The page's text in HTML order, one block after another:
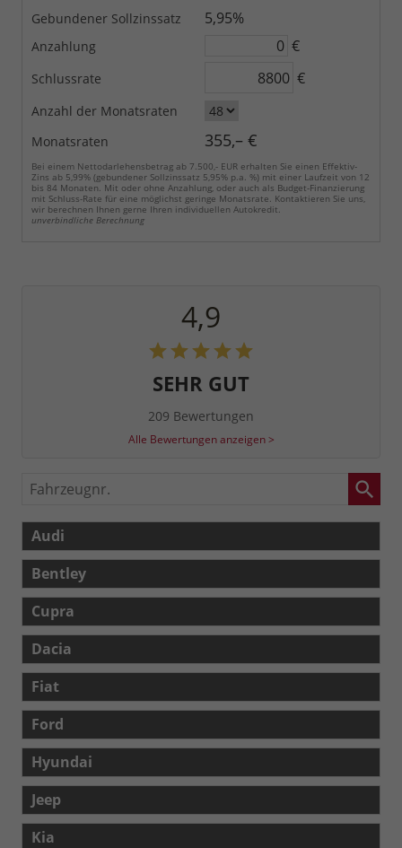
Gebundener Sollzinssatz 5,95%
Anzahlung €
Schlussrate €
Anzahl der Monatsraten
Monatsraten
355,– €
Bei einem Nettodarlehensbetrag ab 7.500,- EUR erhalten Sie einen Effektiv-
Zins ab 5,99% (gebundener Sollzinssatz 5,95% p.a. %) mit einer Laufzeit von 12
bis 84 Monaten. Mit oder ohne Anzahlung, oder auch als Budget-Finanzierung
mit Schluss-Rate für eine möglichst geringe Monatsrate. Kontaktieren Sie uns,
wir berechnen Ihnen gerne Ihren individuellen Autokredit.
unverbindliche Berechnung
4,9
SEHR GUT
209 Bewertungen
Alle Bewertungen anzeigen >
Fahrzeugnr.
Audi
Bentley
Cupra
Dacia
Fiat
Ford
Hyundai
Jeep
Kia